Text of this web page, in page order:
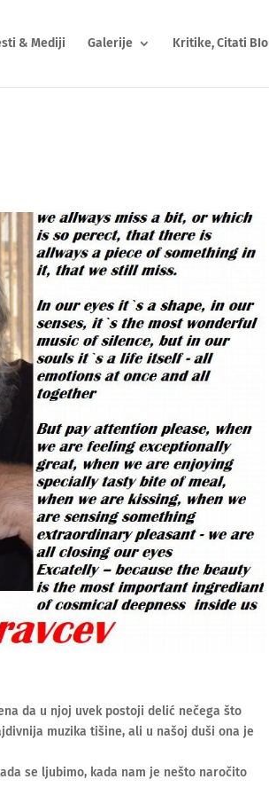
& Mediji Galerije Kritike, Citati BIo
da u njoj uvek postoji delić nečega što
muzika tišine, ali u našoj duši ona je
se ljubimo, kada nam je nešto naročito